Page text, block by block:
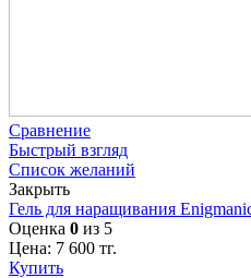
Сравнение
Быстрый взгляд
Список желаний
Закрыть
Гель для наращивания
Оценка 0 из 5
Цена: 7 600 тг.
Купить